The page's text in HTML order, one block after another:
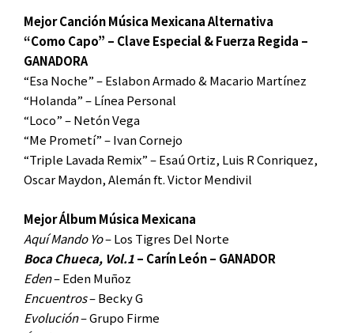
Mejor Canción Música Mexicana Alternativa
“Como Capo” – Clave Especial & Fuerza Regida –
GANADORA
“Esa Noche” – Eslabon Armado & Macario Martínez
“Holanda” – Línea Personal
“Loco” – Netón Vega
“Me Prometí” – Ivan Cornejo
“Triple Lavada Remix” – Esaú Ortiz, Luis R Conriquez,
Oscar Maydon, Alemán ft. Victor Mendivil
Mejor Álbum Música Mexicana
Aquí Mando Yo– Los Tigres Del Norte
Boca Chueca, Vol.1– Carín León – GANADOR
Eden– Eden Muñoz
Encuentros– Becky G
Evolución– Grupo Firme